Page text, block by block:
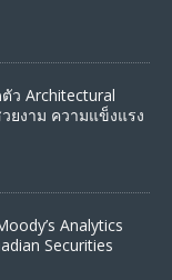
ว Architectural
ยงาม ความแข็งแรง
Analytics
Securities